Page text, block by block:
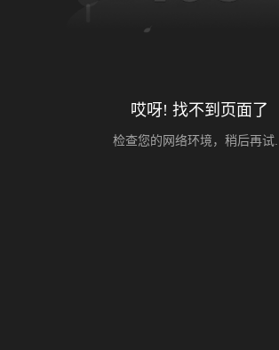
哎呀! 找不到页面了
检查您的网络环境，稍后再试...